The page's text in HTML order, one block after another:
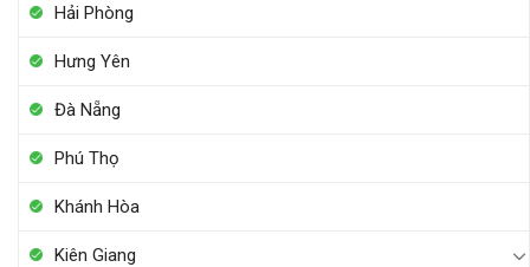
Hải Phòng
Hưng Yên
Đà Nẵng
Phú Thọ
Khánh Hòa
Kiên Giang